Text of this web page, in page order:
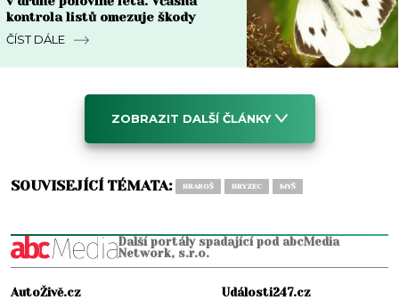
kontrola listů omezuje škody
ČÍST DÁLE
ZOBRAZIT DALŠÍ ČLÁNKY
SOUVISEJÍCÍ TÉMATA: HRABOŠ HRYZEC MYŠ
Další portály spadající pod abcMedia
Network, s.r.o.
AutoŽivě.cz
Události247.cz